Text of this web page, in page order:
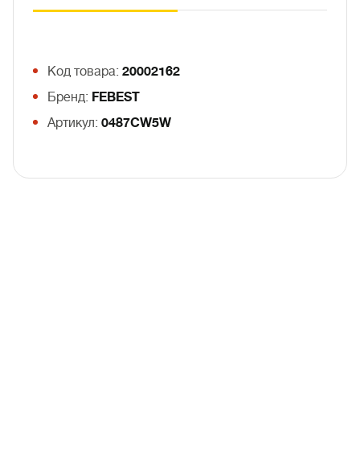
Код товара: 20002162
Бренд: FEBEST
Артикул: 0487CW5W